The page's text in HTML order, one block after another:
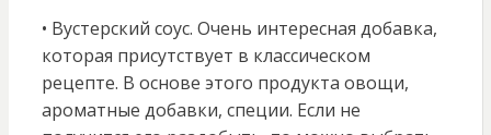
• Вустерский соус. Очень интересная добавка,
которая присутствует в классическом
рецепте. В основе этого продукта овощи,
ароматные добавки, специи. Если не